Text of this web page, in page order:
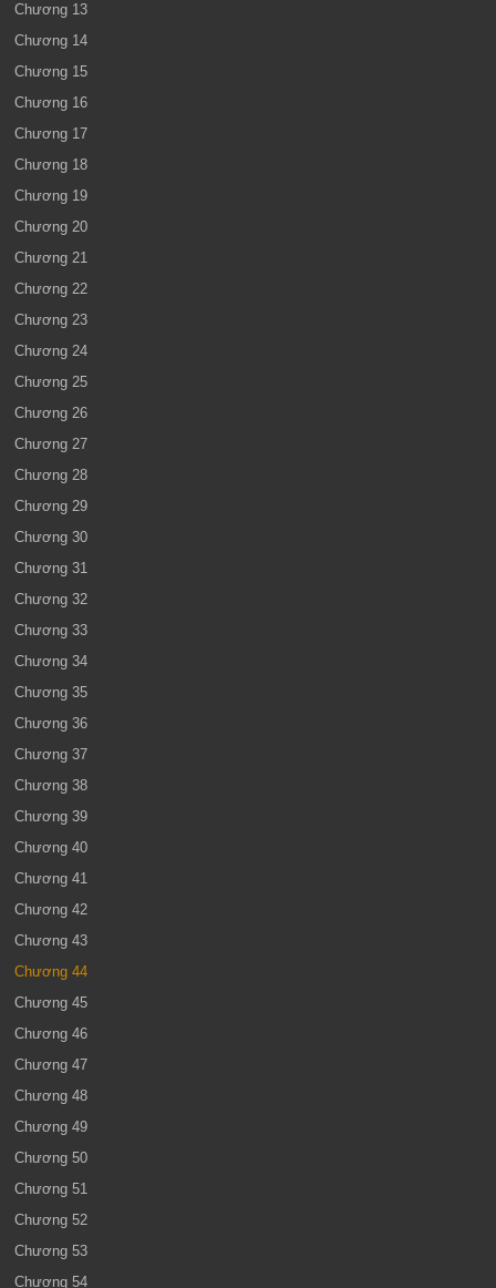
Chương 13
Chương 14
Chương 15
Chương 16
Chương 17
Chương 18
Chương 19
Chương 20
Chương 21
Chương 22
Chương 23
Chương 24
Chương 25
Chương 26
Chương 27
Chương 28
Chương 29
Chương 30
Chương 31
Chương 32
Chương 33
Chương 34
Chương 35
Chương 36
Chương 37
Chương 38
Chương 39
Chương 40
Chương 41
Chương 42
Chương 43
Chương 44
Chương 45
Chương 46
Chương 47
Chương 48
Chương 49
Chương 50
Chương 51
Chương 52
Chương 53
Chương 54